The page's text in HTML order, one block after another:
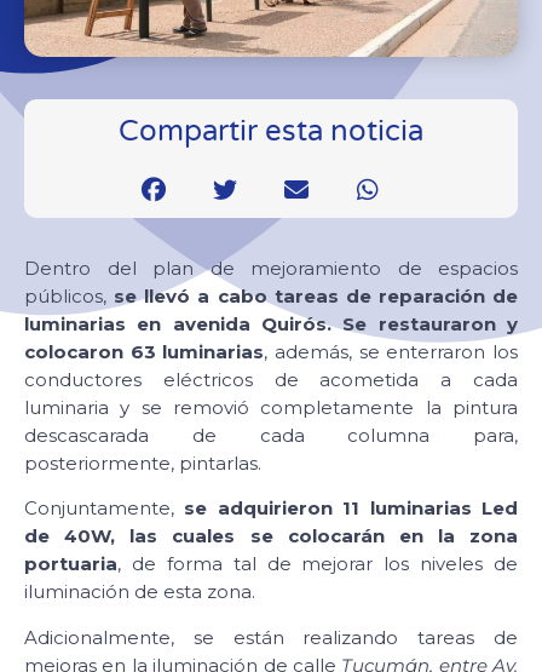
Compartir esta noticia
Dentro del plan de mejoramiento de espacios
públicos, se llevó a cabo tareas de reparación de
luminarias en avenida Quirós. Se restauraron y
colocaron 63 luminarias, además, se enterraron los
conductores eléctricos de acometida a cada
luminaria y se removió completamente la pintura
descascarada de cada columna para,
posteriormente, pintarlas.
Conjuntamente, se adquirieron 11 luminarias Led
de 40W, las cuales se colocarán en la zona
portuaria, de forma tal de mejorar los niveles de
iluminación de esta zona.
Adicionalmente, se están realizando tareas de
mejoras en la iluminación de calle Tucumán, entre Av.